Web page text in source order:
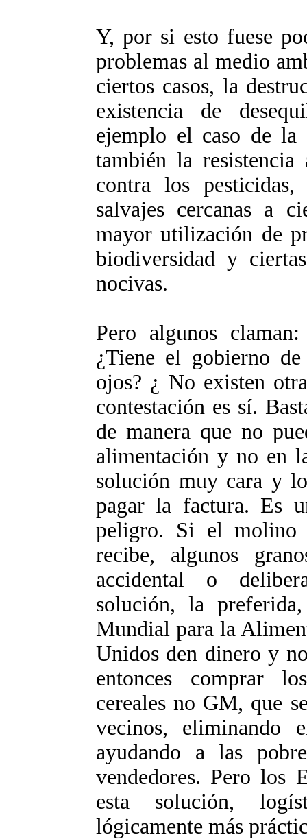
Y, por si esto fuese
problemas al medio
ciertos casos, la
existencia de
ejemplo el caso de la
también la
contra los
salvajes cercanas a
mayor utilización de
biodiversidad y
nocivas.
Pero algunos
¿Tiene el gobierno
ojos? ¿ No existen
contestación es sí.
de manera que no
alimentación y no en
solución muy cara y
pagar la factura. Es
peligro. Si el molino
recibe, algunos
accidental o
solución, la
Mundial para la
Unidos den dinero y
entonces comprar
cereales no GM, que
vecinos,
ayudando a las
vendedores. Pero los
esta solución,
lógicamente más